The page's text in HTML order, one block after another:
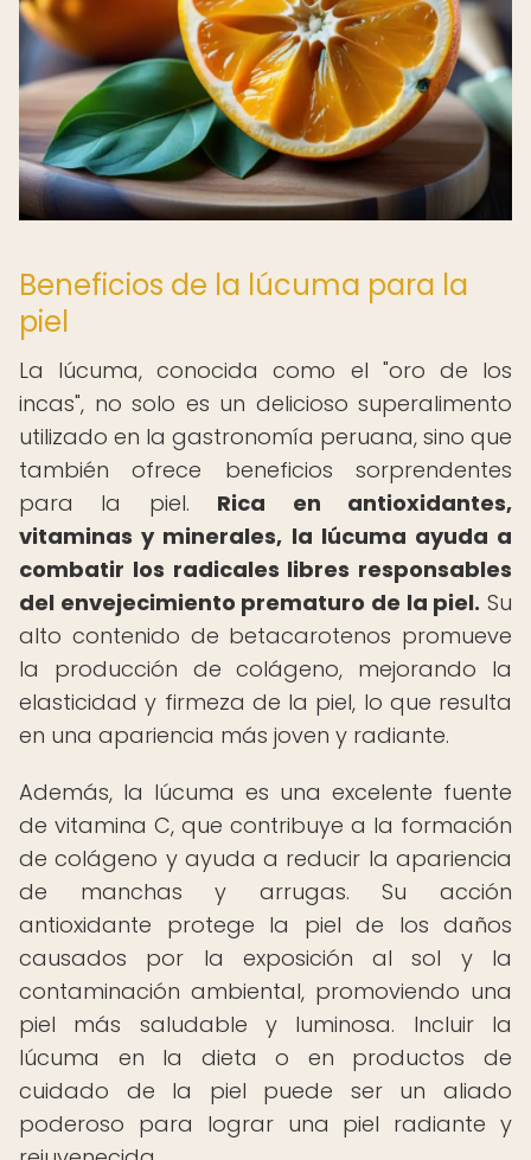
Beneficios de la lúcuma para la
piel
La lúcuma, conocida como el "oro de los
incas", no solo es un delicioso superalimento
utilizado en la gastronomía peruana, sino que
también ofrece beneficios sorprendentes
para la piel. Rica en antioxidantes,
vitaminas y minerales, la lúcuma ayuda a
combatir los radicales libres responsables
del envejecimiento prematuro de la piel. Su
alto contenido de betacarotenos promueve
la producción de colágeno, mejorando la
elasticidad y firmeza de la piel, lo que resulta
en una apariencia más joven y radiante.
Además, la lúcuma es una excelente fuente
de vitamina C, que contribuye a la formación
de colágeno y ayuda a reducir la apariencia
de manchas y arrugas. Su acción
antioxidante protege la piel de los daños
causados por la exposición al sol y la
contaminación ambiental, promoviendo una
piel más saludable y luminosa. Incluir la
lúcuma en la dieta o en productos de
cuidado de la piel puede ser un aliado
poderoso para lograr una piel radiante y